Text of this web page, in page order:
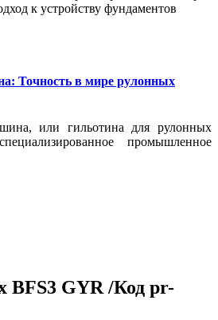
к устройству фундаментов
Точность в мире рулонных
или гильотина для рулонных
промышленное
BFS3 GYR /Код pr-